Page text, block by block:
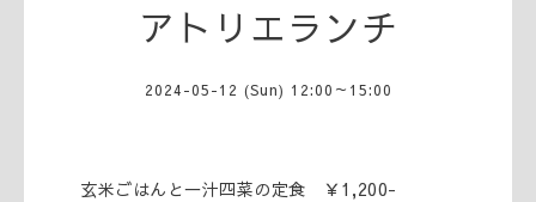
アトリエランチ
2024-05-12 (Sun) 12:00～15:00
玄米ごはんと一汁四菜の定食 ￥1,200-